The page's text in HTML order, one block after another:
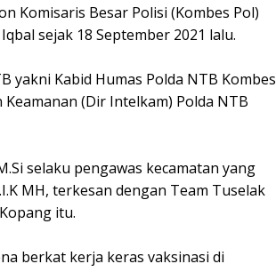
Komisaris Besar Polisi (Kombes Pol)
sejak 18 September 2021 lalu.
yakni Kabid Humas Polda NTB Kombes
(Dir Intelkam) Polda NTB
selaku pengawas kecamatan yang
MH, terkesan dengan Team Tuselak
itu.
berkat kerja keras vaksinasi di